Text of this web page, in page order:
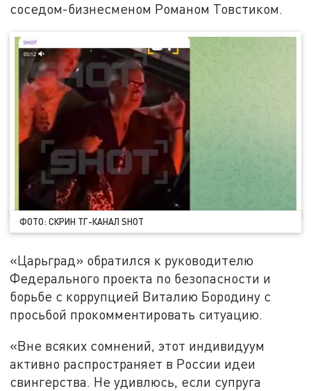
соседом-бизнесменом Романом Товстиком.
ФОТО: СКРИН ТГ-КАНАЛ SHOT
«Царьград» обратился к руководителю
Федерального проекта по безопасности и
борьбе с коррупцией Виталию Бородину с
просьбой прокомментировать ситуацию.
«Вне всяких сомнений, этот индивидуум
активно распространяет в России идеи
свингерства. Не удивлюсь, если супруга